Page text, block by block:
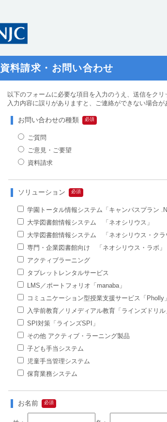
資料請求・お問い合わせ
以下のフォームに必要な項目を入力のうえ、送信をクリ
入力内容に誤りがありますと、ご連絡ができない場合が
お問い合わせの種類
ご質問
ご意見・ご要望
資料請求
ソリューション
学園トータル情報システム「キャンパスプラン
大学図書館情報システム 「ネオシリウス」
大学図書館情報システム 「ネオシリウス・クラ
専門・企業図書館向け 「ネオシリウス・ラボ」
アクティブラーニング
タブレットレンタルサービス
LMS／ポートフォリオ「manaba」
コミュニケーション型授業支援サービス「Pholly」
入学前教育／リメディアル教育「ラインズドリル
SPI対策「ラインズSPI」
その他 アクティブ・ラーニング製品
子ども手当システム
児童手当管理システム
保育業務システム
お名前